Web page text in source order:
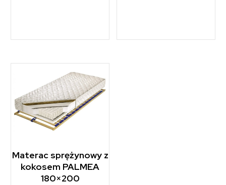
Materac sprężynowy z
kokosem PALMEA
180×200